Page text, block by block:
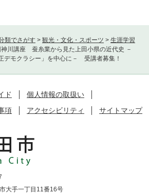
類でさがす > 観光・文化・スポーツ > 生涯学習
川講座 蚕糸業から見た上田小県の近代史 －
デモクラシー」を中心に－ 受講者募集！
ド
個人情報の取扱い
項
アクセシビリティ サイトマップ
大手一丁目11番16号